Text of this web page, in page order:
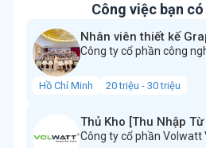
Công việc bạn
Nhân viên thiết kế
Công ty cổ phần công
Hồ Chí Minh 20 triệu - 30 triệu
Thủ Kho [Thu Nhập
Công ty cổ phần Volwatt